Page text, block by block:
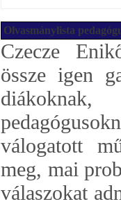
Olvasmánylista
Czecze
össze igen
válogatott
meg, mai
válaszokat